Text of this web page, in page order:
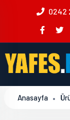
0242
Anasayfa